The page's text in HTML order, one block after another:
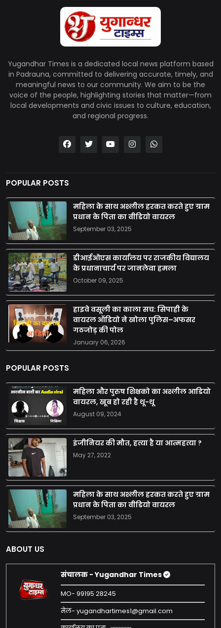
Yugandhar Times is a dedicated local news platform based
in Padrauna, committed to delivering accurate, timely, and
meaningful news to our community. We aim to be the
voice of the people, highlighting stories that matter—from
local developments and civic issues to culture, education,
and regional progress.
POPULAR POSTS
महिला के साथ अश्लील हरकत करते हुए ग्राम
प्रधान के पिता का वीडियो वायरल
September 03, 2025
डीआईओएस कार्यालय पर राजकीय विद्यालय
के प्रधानाचार्य पर जानलेवा हमला
October 09, 2025
हाइवे वसूली का काला सच: सिपाही के
वायरल ऑडियो ने खोला पुलिस–अफसर
गठजोड़ की पोल
January 06, 2026
POPULAR POSTS
महिला और पुरुष शिक्षको का अश्लील आडियो
वायरल, खूब हो रही है थू-थू
August 09, 2024
इंजीनियर की मौत, हत्या है या आत्महत्या ?
May 27, 2022
महिला के साथ अश्लील हरकत करते हुए ग्राम
प्रधान के पिता का वीडियो वायरल
September 03, 2025
ABOUT US
संचालक - Yugandhar Times
MO- 99195 28245
मेल- yugandhartimes1@gmail.com